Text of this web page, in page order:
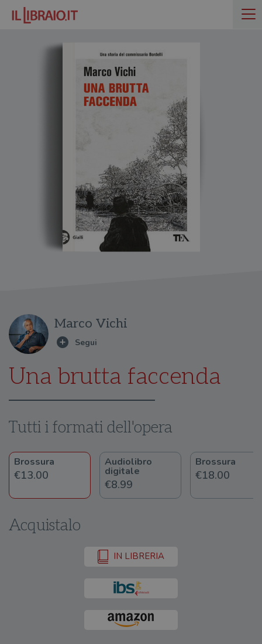
Marco Vichi
Una brutta faccenda
Tutti i formati dell'opera
Brossura
€13.00
Audiolibro
digitale
€8.99
Brossura
€18.00
Acquistalo
IN LIBRERIA